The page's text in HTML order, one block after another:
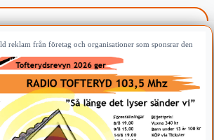
reklam från företag och organisationer som sponsrar den